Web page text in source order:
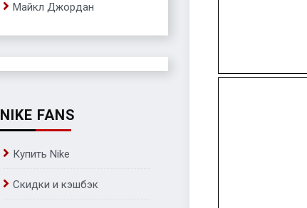
Майкл Джордан
NIKE FANS
Купить Nike
Скидки и кэшбэк